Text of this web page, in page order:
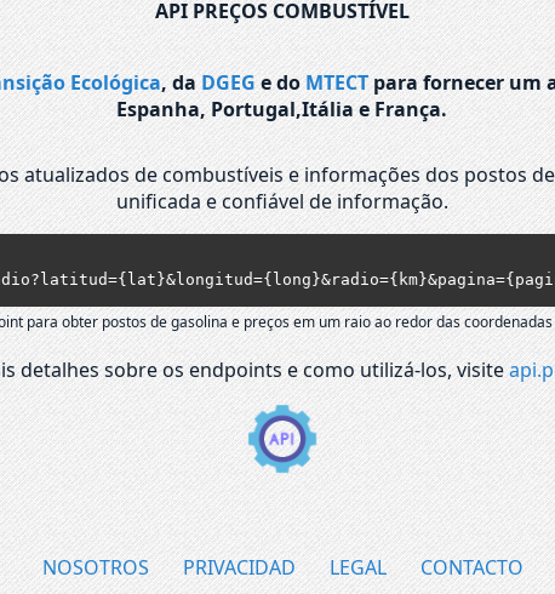
API PREÇOS COMBUSTÍVEL
Ecológica, da DGEG e doMTECT para fornecer um
Espanha, Portugal,Itália e França.
atualizados de combustíveis e informações dos postos
unificada e confiável de informação.
para obter postos de gasolina e preços em um raio ao redor das
detalhes sobre os endpoints e como utilizá-los, visite
NOSOTROS PRIVACIDAD LEGAL CONTACTO